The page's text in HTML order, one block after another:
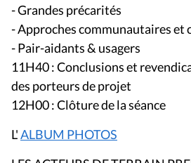
- Grandes précarités
- Approches communautaires et
- Pair-aidants & usagers
11H40 : Conclusions et
des porteurs de projet
12H00 : Clôture de la séance
L'ALBUM PHOTOS